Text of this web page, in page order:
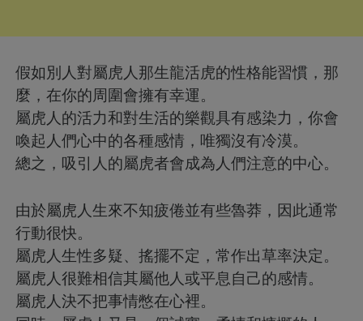
假如別人對屬虎人那生龍活虎的性格能習慣，那
麼，在你的周圍會擁有幸運。
屬虎人的活力和對生活的樂觀具有感染力，你會
喚起人們心中的各種感情，唯獨沒有冷漠。
總之，吸引人的屬虎者會成為人們注意的中心。
由於屬虎人生來不知疲倦並有些魯莽，因此通常
行動很快。
屬虎人生性多疑、搖擺不定，常作出草率決定。
屬虎人很難相信其屬他人或平息自己的感情。
屬虎人決不把事情憋在心裡。